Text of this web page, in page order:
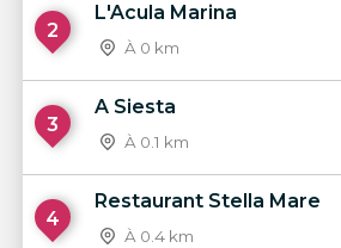
2
L'Acula Marina
À 0 km
3
A Siesta
À 0.1 km
4
Restaurant Stella Mare
À 0.4 km